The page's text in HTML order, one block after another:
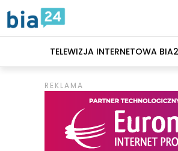
TELEWIZJA INTERNETOWA